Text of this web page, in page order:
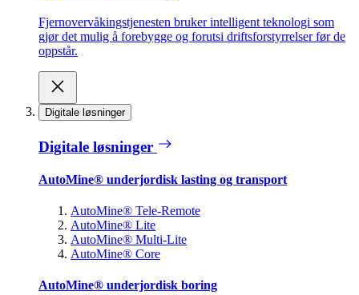
Fjernovervåkingstjenesten bruker intelligent teknologi som
gjør det mulig å forebygge og forutsi driftsforstyrrelser før de
oppstår.
Digitale løsninger
Digitale løsninger
AutoMine® underjordisk lasting og transport
AutoMine® Tele-Remote
AutoMine® Lite
AutoMine® Multi-Lite
AutoMine® Core
AutoMine® underjordisk boring